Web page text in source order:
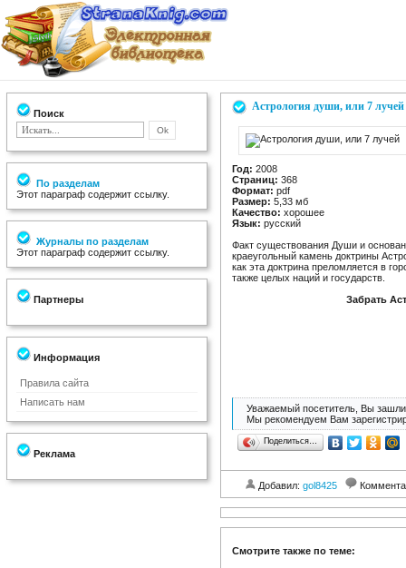
Поиск
По разделам
Этот параграф содержит ссылку.
Журналы по разделам
Этот параграф содержит ссылку.
Партнеры
Информация
Правила сайта
Написать нам
Реклама
Астрология души, или 7 лучей
Год: 2008
Страниц: 368
Формат: pdf
Размер: 5,33 мб
Качество: хорошее
Язык: русский
Факт существования Души и
краеугольный камень доктрины
как эта доктрина преломляется в
также целых наций и государств.
Забрать
Уважаемый посетитель, Вы зашли
Мы рекомендуем Вам
Поделиться…
Добавил: gol8425
Смотрите также по теме: